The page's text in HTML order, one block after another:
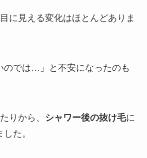
に見える変化はほとんどありま
のでは…」と不安になったのも
りから、 シャワー後の抜け毛に
た。